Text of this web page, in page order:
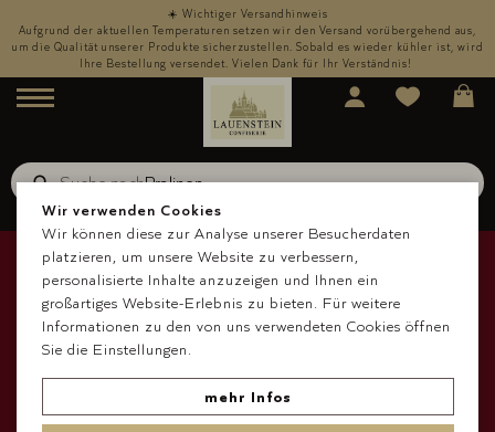
☀️ Wichtiger Versandhinweis
Aufgrund der aktuellen Temperaturen setzen wir den Versand vorübergehend aus,
um die Qualität unserer Produkte sicherzustellen. Sobald es wieder kühler ist, wird
Ihre Bestellung versendet. Vielen Dank für Ihr Verständnis!
Menü
Suche nachSchokolade
Wir verwenden Cookies
Wir können diese zur Analyse unserer Besucherdaten
platzieren, um unsere Website zu verbessern,
personalisierte Inhalte anzuzeigen und Ihnen ein
großartiges Website-Erlebnis zu bieten. Für weitere
Informationen zu den von uns verwendeten Cookies öffnen
Sie die Einstellungen.
mehr Infos